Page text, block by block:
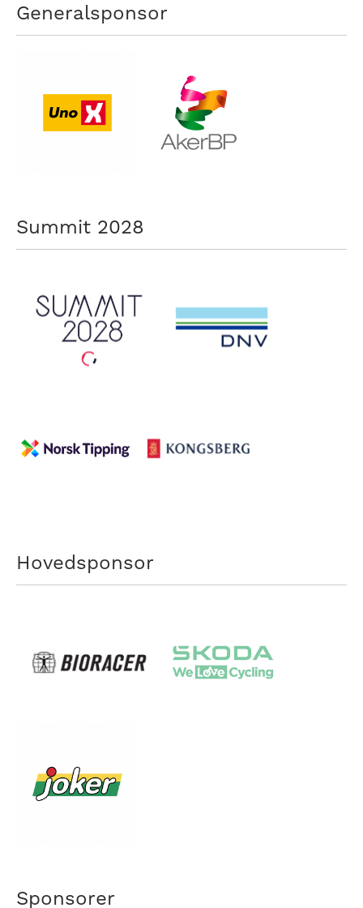
Generalsponsor
Summit 2028
Hovedsponsor
Sponsorer